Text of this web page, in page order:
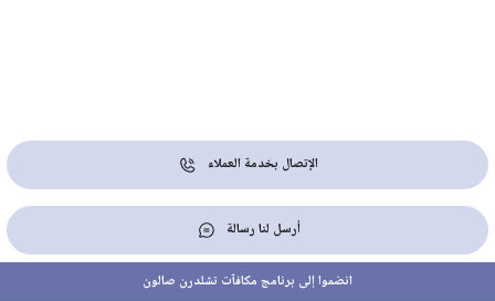
الإتصال بخدمة العملاء
أرسل لنا رسالة
انضموا إلى برنامج مكافآت تشلدرن صالون